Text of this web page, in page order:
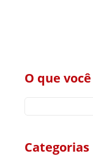
O que
Categorias